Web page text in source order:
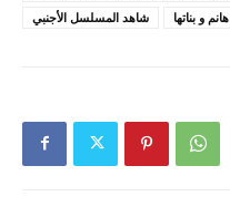
شاهد المسلسل الأجنبي
و بناتها